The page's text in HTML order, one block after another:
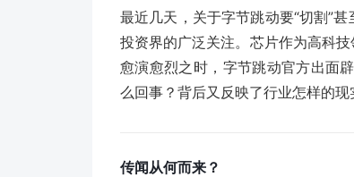
最近几天，关于字节跳动要“切割”
投资界的广泛关注。芯片作为高科
愈演愈烈之时，字节跳动官方出面
么回事？背后又反映了行业怎样的现
传闻从何而来？